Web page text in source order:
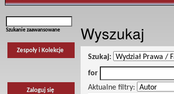
Szukanie zaawansowane
Zespoły i Kolekcje
Zaloguj się
Wyszukaj
Szukaj:
for
Aktualne filtry: